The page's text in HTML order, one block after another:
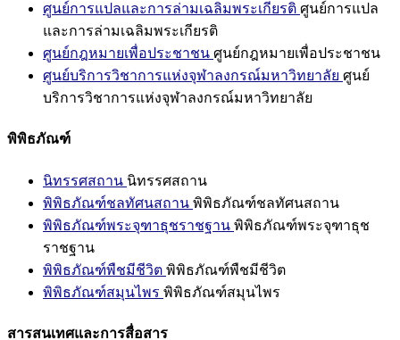
ศูนย์การแปลและการล่ามเฉลิมพระเกียรติ ศูนย์การแปล
และการล่ามเฉลิมพระเกียรติ
ศูนย์กฎหมายเพื่อประชาชน ศูนย์กฎหมายเพื่อประชาชน
ศูนย์บริการวิชาการแห่งจุฬาลงกรณ์มหาวิทยาลัย ศูนย์
บริการวิชาการแห่งจุฬาลงกรณ์มหาวิทยาลัย
พิพิธภัณฑ์
นิทรรศสถาน นิทรรศสถาน
พิพิธภัณฑ์ชลทัศนสถาน พิพิธภัณฑ์ชลทัศนสถาน
พิพิธภัณฑ์พระจุฑาธุชราชฐาน พิพิธภัณฑ์พระจุฑาธุช
ราชฐาน
พิพิธภัณฑ์พืชมีชีวิต พิพิธภัณฑ์พืชมีชีวิต
พิพิธภัณฑ์สมุนไพร พิพิธภัณฑ์สมุนไพร
สารสนเทศและการสื่อสาร